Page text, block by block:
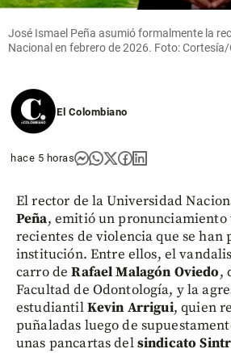
José Ismael Peña asumió formalmente la
Nacional en febrero de 2026. Foto:
El Colombiano
hace 5 horas
El rector de la Universidad
Peña, emitió un pronunciamiento
recientes de violencia que se han
institución. Entre ellos, el
carro deRafael Malagón Oviedo,
Facultad de Odontología, y la
estudiantilKevin Arrigui, quien
puñaladas luego de
unas pancartas delsindicato